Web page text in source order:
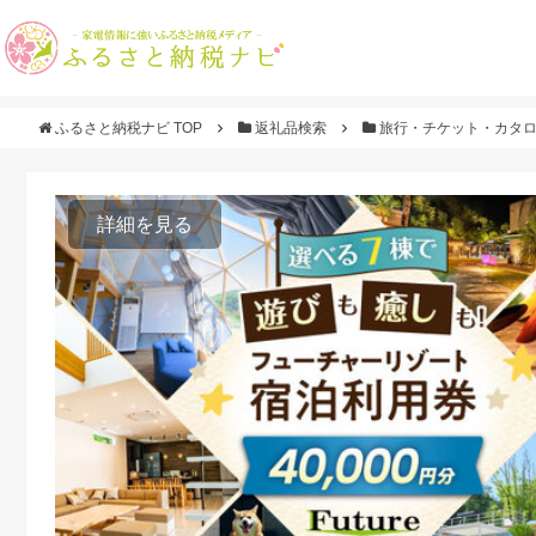
ふるさと納税ナビ TOP 返礼品検索 旅行・チケット・カタ
詳細を見る